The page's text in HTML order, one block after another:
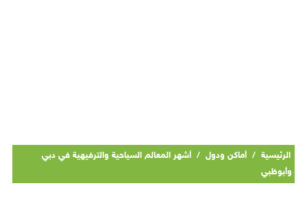
الرئيسية / أماكن ودول / أشهر المعالم السياحية والترفيهية في دبي
وأبوظبي